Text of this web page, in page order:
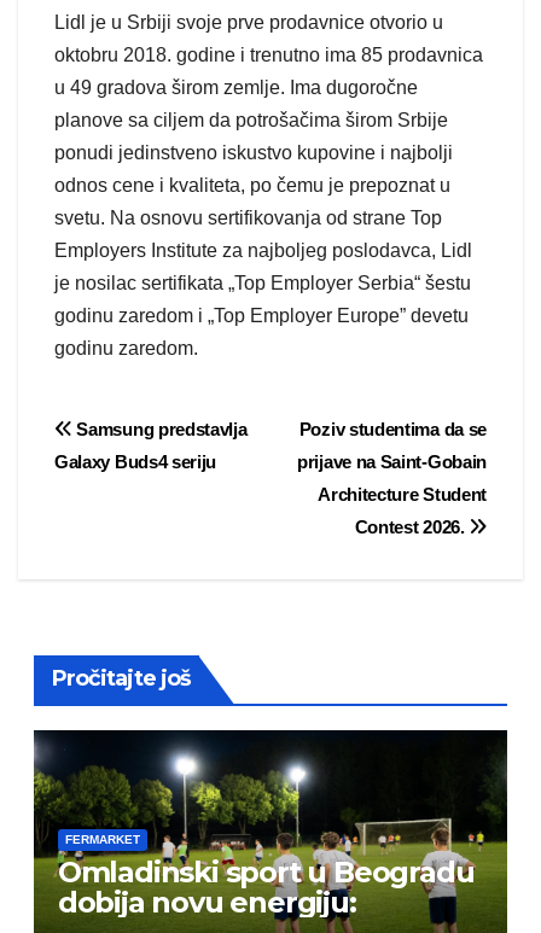
Lidl je u Srbiji svoje prve prodavnice otvorio u
oktobru 2018. godine i trenutno ima 85 prodavnica
u 49 gradova širom zemlje. Ima dugoročne
planove sa ciljem da potrošačima širom Srbije
ponudi jedinstveno iskustvo kupovine i najbolji
odnos cene i kvaliteta, po čemu je prepoznat u
svetu. Na osnovu sertifikovanja od strane Top
Employers Institute za najboljeg poslodavca, Lidl
je nosilac sertifikata „Top Employer Serbia“ šestu
godinu zaredom i „Top Employer Europe” devetu
godinu zaredom.
Post
navigation
Poziv studentima da se
prijave na Saint-Gobain
Architecture Student
Contest 2026.
Samsung predstavlja
Galaxy Buds4 seriju
Pročitajte još
FERMARKET
Omladinski sport u Beogradu
dobija novu energiju: